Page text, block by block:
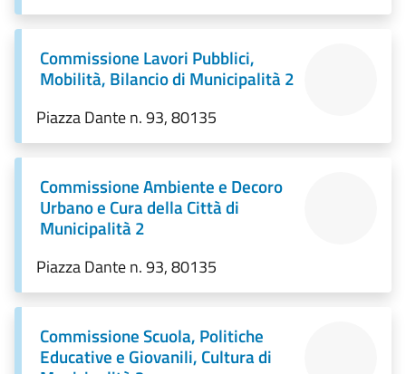
Commissione Lavori Pubblici,
Mobilità, Bilancio di Municipalità 2
Piazza Dante n. 93, 80135
Commissione Ambiente e Decoro
Urbano e Cura della Città di
Municipalità 2
Piazza Dante n. 93, 80135
Commissione Scuola, Politiche
Educative e Giovanili, Cultura di